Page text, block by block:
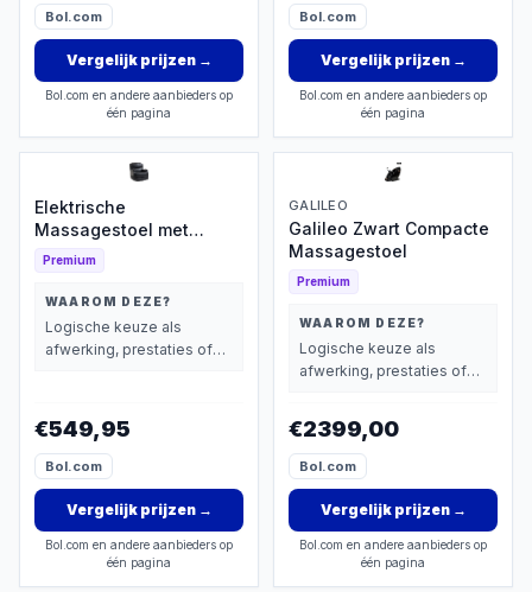
Bol.com
Vergelijk prijzen→
Bol.com en andere aanbieders op
één pagina
Bol.com
Vergelijk prijzen→
Bol.com en andere aanbieders op
één pagina
Elektrische
Massagestoel met
Verwarming
Premium
WAAROM DEZE?
Logische keuze als
afwerking, prestaties of
€549,95
Bol.com
Vergelijk prijzen→
Bol.com en andere aanbieders op
één pagina
GALILEO
Galileo Zwart Compacte
Massagestoel
Premium
WAAROM DEZE?
Logische keuze als
afwerking, prestaties of
€2399,00
Bol.com
Vergelijk prijzen→
Bol.com en andere aanbieders op
één pagina